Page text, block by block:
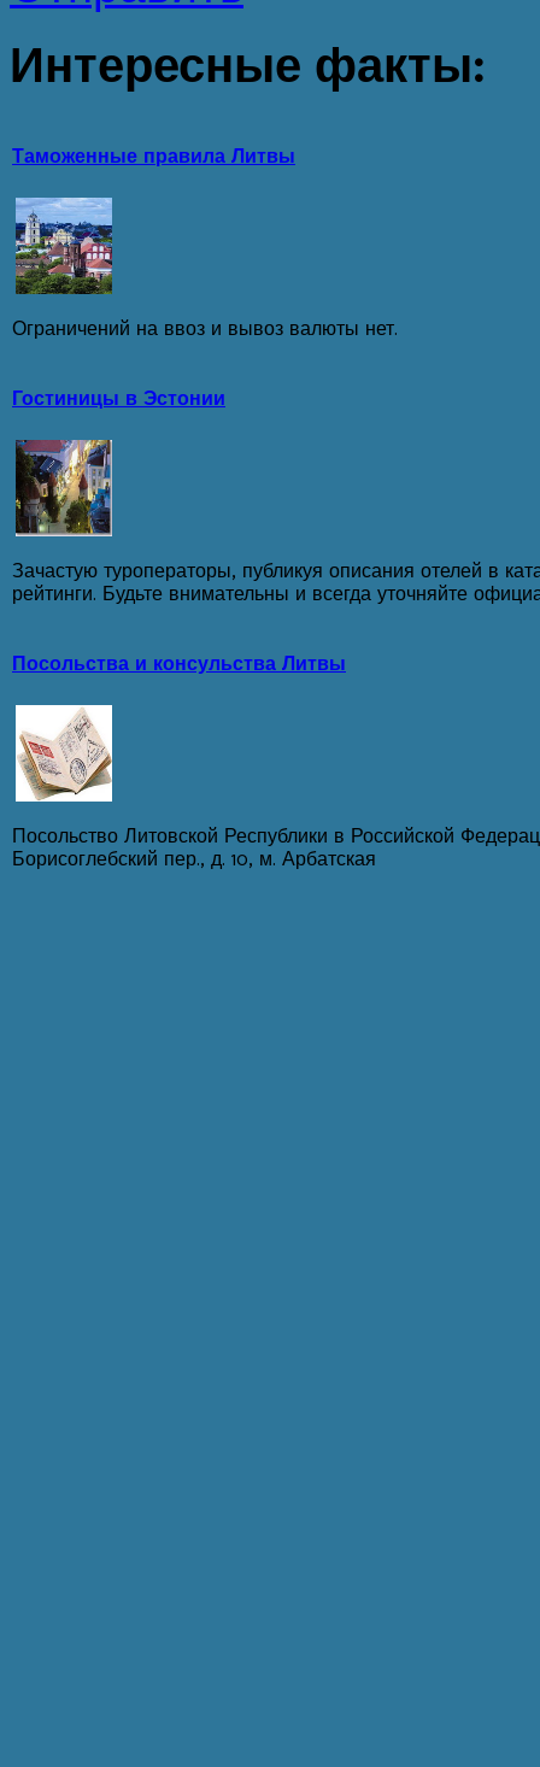
Интересные факты:
Таможенные правила Литвы
Ограничений на ввоз и вывоз валюты нет.
Гостиницы в Эстонии
Зачастую туроператоры, публикуя описания отелей в
рейтинги. Будьте внимательны и всегда уточняйте
Посольства и консульства Литвы
Посольство Литовской Республики в Российской
Борисоглебский пер., д. 10, м. Арбатская